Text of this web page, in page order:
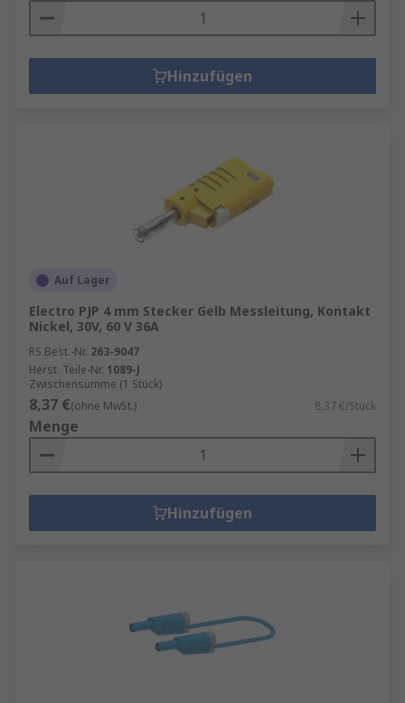
Hinzufügen
Auf Lager
Electro PJP 4 mm Stecker Gelb Messleitung, Kontakt
Nickel, 30V, 60 V 36A
RS Best.-Nr. 263-9047
Herst. Teile-Nr. 1089-J
Zwischensumme (1 Stück)
8,37 €(ohne MwSt.) 8,37 €/Stück
Menge
Hinzufügen